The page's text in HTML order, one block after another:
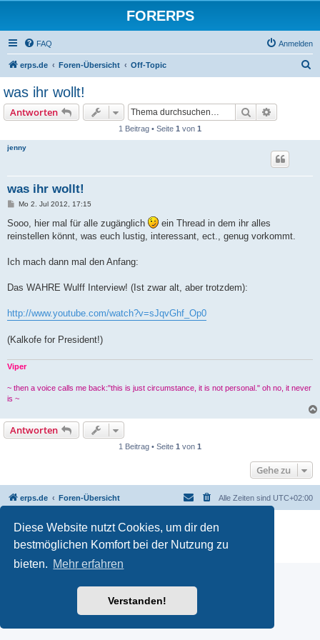
Diese Website nutzt Cookies, um dir den
bestmöglichen Komfort bei der Nutzung zu
bieten. Mehr erfahren
Verstanden!
FORERPS
FAQ Anmelden
erps.de Foren-Übersicht Off-Topic
was ihr wollt!
Antworten Suche
1 Beitrag • Seite 1 von 1
jenny
was ihr wollt!
B
i
t
Mo 2. Jul 2012, 17:15
Sooo, hier mal für alle zugänglich
ein Thread in dem ihr alles
reinstellen könnt, was euch lustig, interessant, ect., genug vorkommt.
Ich mach dann mal den Anfang:
Das WAHRE Wulff Interview! (Ist zwar alt, aber trotzdem):
http://www.youtube.com/watch?v=sJqvGhf_Op0
(Kalkofe for President!)
Viper
~ then a voice calls me back:"this is just circumstance, it is not personal." oh no, it never
is ~
Antworten
1 Beitrag • Seite 1 von 1
Gehe zu
erps.de Foren-Übersicht Alle Zeiten sind UTC+02:00
Powered by phpBB
® Forum Software © phpBB Limited
PRIVACY_LINK| TERMS_LINK